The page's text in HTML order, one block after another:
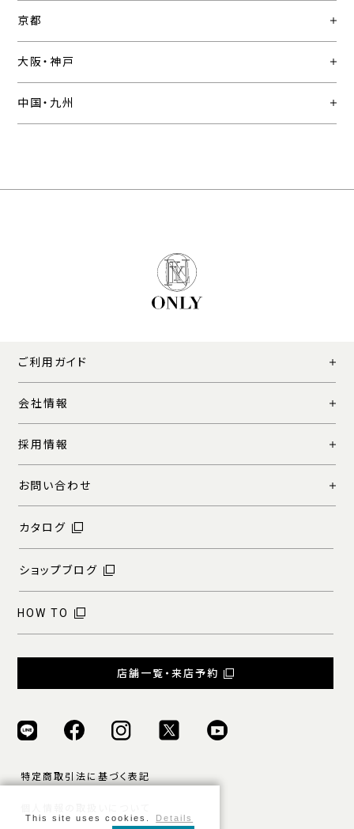
京都
大阪・神戸
中国・九州
ご利用ガイド
会社情報
採用情報
お問い合わせ
カタログ
ショップブログ
HOW TO
店舗一覧・来店予約
特定商取引法に基づく表記
This site uses cookies. Details